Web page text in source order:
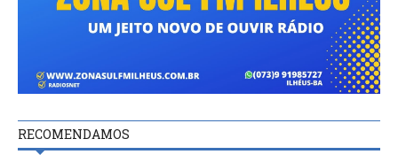
RECOMENDAMOS